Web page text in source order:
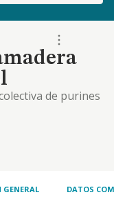
de purines
b) el
deyecciones
de las
c)
de las
DATOS